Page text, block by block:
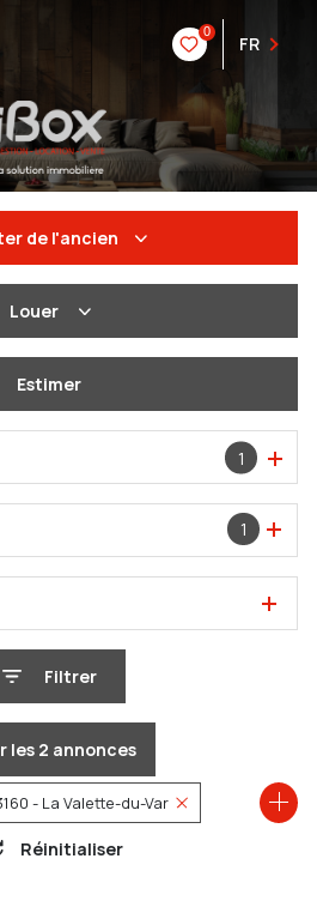
0
FR
de l'ancien
Louer
Estimer
1
1
Filtrer
les 2 annonces
- La Valette-du-Var
Réinitialiser